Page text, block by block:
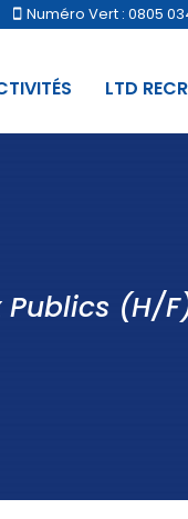
Numéro Vert : 0805
LTD
Publics (H/